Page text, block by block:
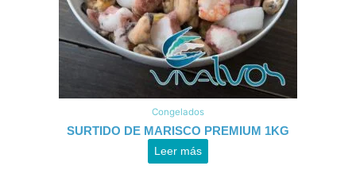
Congelados
SURTIDO DE MARISCO PREMIUM 1KG
Leer más